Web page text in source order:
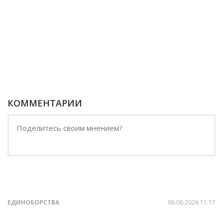
КОММЕНТАРИИ
ЕДИНОБОРСТВА 06.06.2026 11:17